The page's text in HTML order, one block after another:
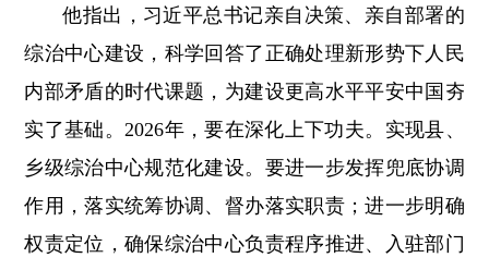
他指出，习近平总书记亲自决策、亲自部署的
综治中心建设，科学回答了正确处理新形势下人民
内部矛盾的时代课题，为建设更高水平平安中国夯
实了基础。2026年，要在深化上下功夫。实现县、
乡级综治中心规范化建设。要进一步发挥兜底协调
作用，落实统筹协调、督办落实职责；进一步明确
权责定位，确保综治中心负责程序推进、入驻部门